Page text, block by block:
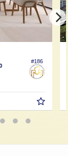
#186